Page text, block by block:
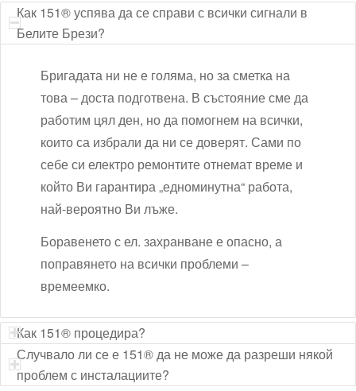
Как 151® успява да се справи с всички сигнали в
Белите Брези?
Бригадата ни не е голяма, но за сметка на
това – доста подготвена. В състояние сме да
работим цял ден, но да помогнем на всички,
които са избрали да ни се доверят. Сами по
себе си електро ремонтите отнемат време и
който Ви гарантира „едноминутна“ работа,
най-вероятно Ви лъже.
Боравенето с ел. захранване е опасно, а
поправянето на всички проблеми –
времеемко.
Как 151® процедира?
Случвало ли се е 151® да не може да разреши някой
проблем с инсталациите?